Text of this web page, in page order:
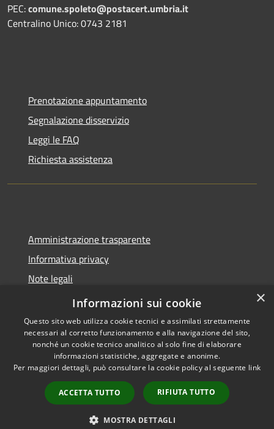
PEC:comune.spoleto@postacert.umbria.it
Centralino Unico: 0743 2181
Prenotazione appuntamento
Segnalazione disservizio
Leggi le FAQ
Richiesta assistenza
Amministrazione trasparente
Informativa privacy
Note legali
Dichiarazione di accessibilità
Accessibilità
Copyright © 2026 • Comune di
Spoleto • Powered by
Municipium•
Accesso
redazione
×
Informazioni sui cookie
Questo sito web utilizza cookie tecnici e assimilati strettamente
necessari al corretto funzionamento e alla navigazione del sito,
nonché un cookie tecnico analitico al solo fine di elaborare
informazioni statistiche, aggregate e anonime.
Per maggiori dettagli, può consultare la cookie policy al seguente link
ACCETTA TUTTO RIFIUTA TUTTO
MOSTRA DETTAGLI